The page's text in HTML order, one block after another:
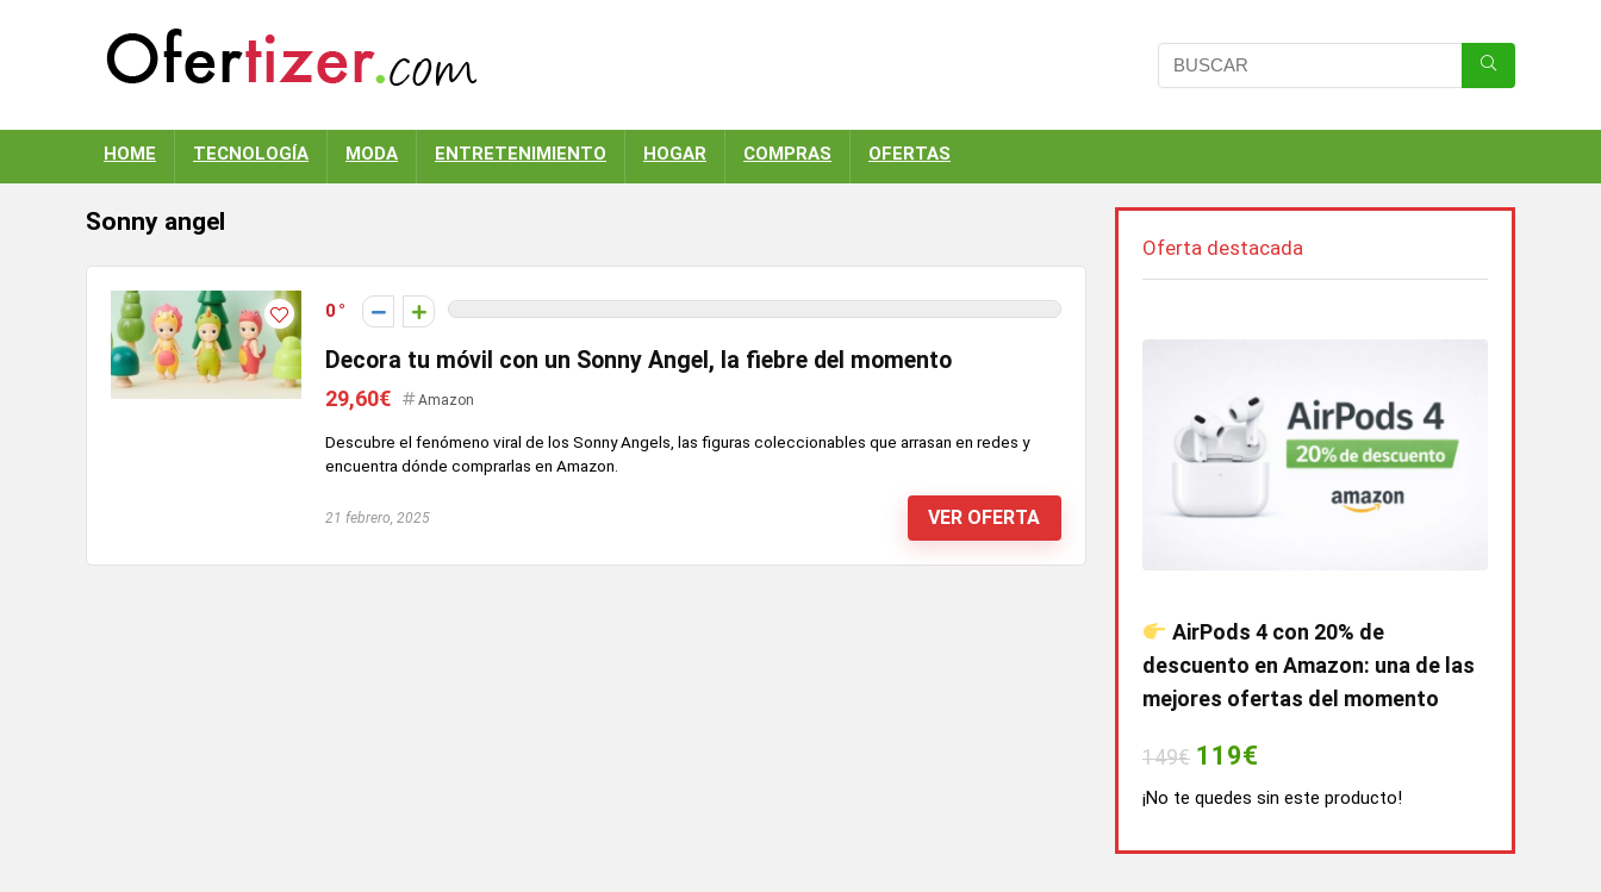
HOME TECNOLOGÍA MODA ENTRETENIMIENTO HOGAR COMPRAS OFERTAS
Sonny angel
0
Decora tu móvil con un Sonny Angel, la fiebre del momento
29,60€ Amazon
Descubre el fenómeno viral de los Sonny Angels, las figuras coleccionables que arrasan en redes y
encuentra dónde comprarlas en Amazon.
21 febrero, 2025 VER OFERTA
Oferta destacada
AirPods 4 con 20% de
descuento en Amazon: una de las
mejores ofertas del momento
149€ 119€
¡No te quedes sin este producto!